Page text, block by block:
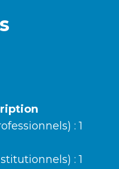
: 1
: 1